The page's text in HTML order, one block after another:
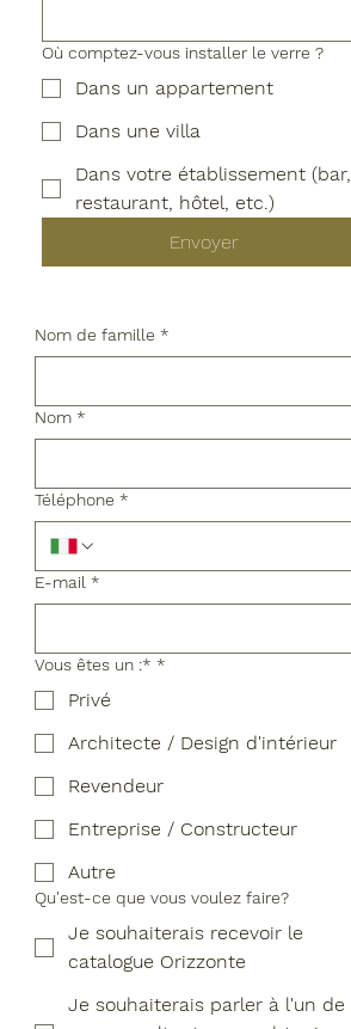
Nom de famille *
Nom *
Téléphone *
E-mail *
Vous êtes un :* *
Privé
Architecte / Design d'intérieur
Revendeur
Entreprise / Constructeur
Autre
Qu'est-ce que vous voulez faire?
Je souhaiterais recevoir le
catalogue Orizzonte
Je souhaiterais parler à l'un de
Où comptez-vous installer le verre ?
Dans un appartement
Dans une villa
Dans votre établissement (bar,
restaurant, hôtel, etc.)
Envoyer